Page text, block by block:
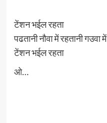
टेंशन भईल रहता
पढतानी नौवा में रहतानी गउवा में
टेंशन भईल रहता
ओ…